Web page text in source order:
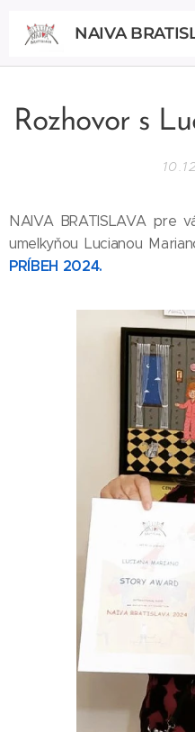
NAIVA
Rozhovor s
NAIVA BRATISLAVA pre
umelkyňou Lucianou
PRÍBEH 2024.